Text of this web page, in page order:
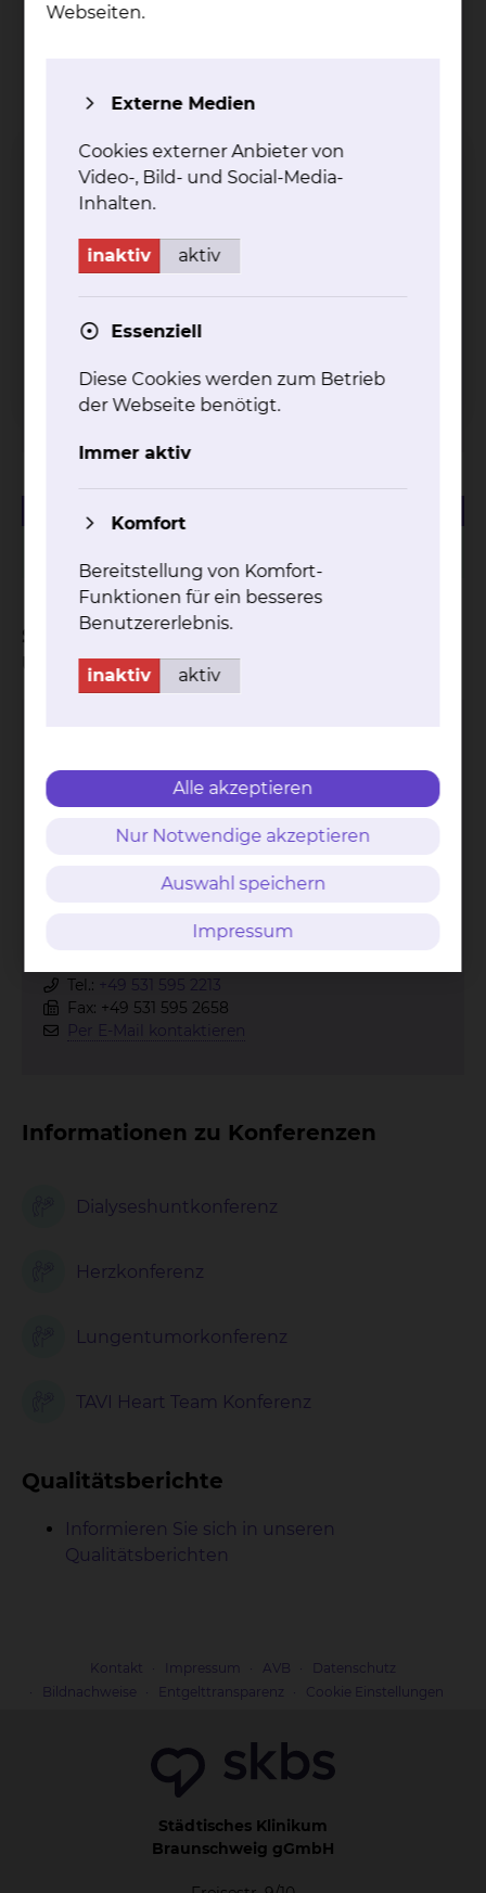
Sollte eine dringliche stationäre Übernahme
von Patienten gewünscht werden, so bitten
Sekretariat.
Tel.: +49 531 595 2692
Fax: +49 531 595 2658
Per E-Mail kontaktieren
Sie möchten Befunde oder
Unterlagen anfordern
Tel.: +49 531 595 2213
Fax: +49 531 595 2658
Per E-Mail kontaktieren
Informationen zu Konferenzen
Dialyseshuntkonferenz
Herzkonferenz
Lungentumorkonferenz
TAVI Heart Team Konferenz
Qualitätsberichte
Informieren Sie sich in unseren
Qualitätsberichten
Kontakt Impressum AVB
Datenschutz
Bildnachweise
Entgelttransparenz Cookie Einstellungen
Städtisches Klinikum
Braunschweig gGmbH
Webseiten.
Externe Medien
Cookies externer Anbieter von
Video-, Bild- und Social-Media-
Inhalten.
inaktiv aktiv
Essenziell
Diese Cookies werden zum Betrieb
der Webseite benötigt.
Immer aktiv
Komfort
Bereitstellung von Komfort-
Funktionen für ein besseres
Benutzererlebnis.
inaktiv aktiv
Alle akzeptieren
Nur Notwendige akzeptieren
Auswahl speichern
Impressum